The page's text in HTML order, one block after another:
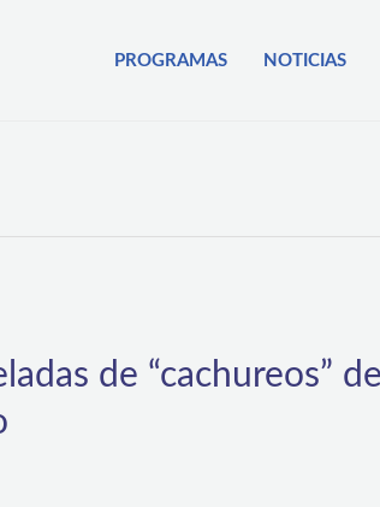
PROGRAMAS NOTICIAS
de “cachureos”